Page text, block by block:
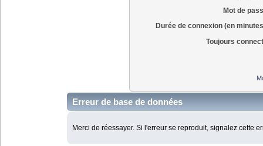
Mot de
Durée de connexion (en
Toujours
Erreur de base de données
Merci de réessayer. Si l'erreur se reproduit, signalez cette